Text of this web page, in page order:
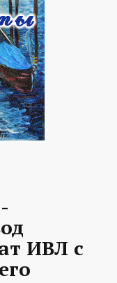
ИВЛ с